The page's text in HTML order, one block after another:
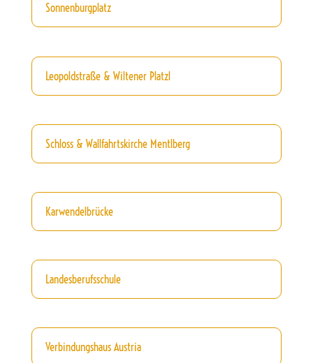
Sonnenburgplatz
Leopoldstraße & Wiltener Platzl
Schloss & Wallfahrtskirche Mentlberg
Karwendelbrücke
Landesberufsschule
Verbindungshaus Austria